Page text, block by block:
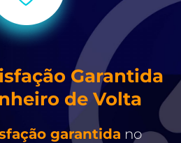
Garantida
de Volta
garantida no